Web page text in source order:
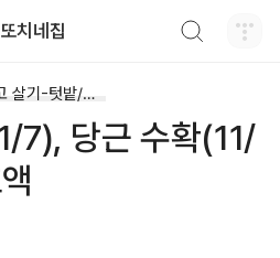
또치네집
탐나는도다-제주정착기/가꾸고 살기-텃밭/마당
7), 당근 수확(11/